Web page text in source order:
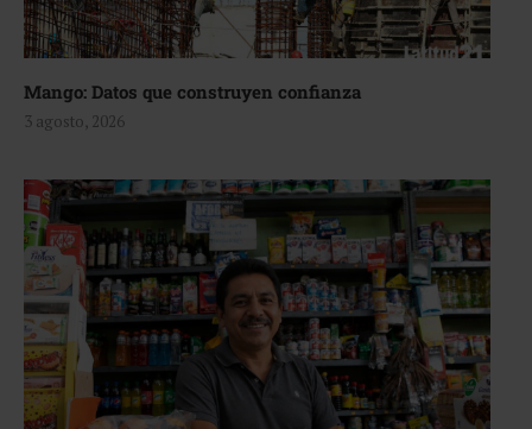
Mango: Datos que construyen confianza
3 agosto, 2026